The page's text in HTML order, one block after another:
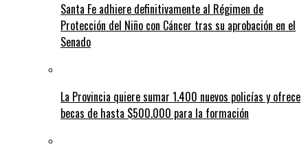
Santa Fe adhiere definitivamente al Régimen de
Protección del Niño con Cáncer tras su aprobación en el
Senado
La Provincia quiere sumar 1.400 nuevos policías y ofrece
becas de hasta $500.000 para la formación